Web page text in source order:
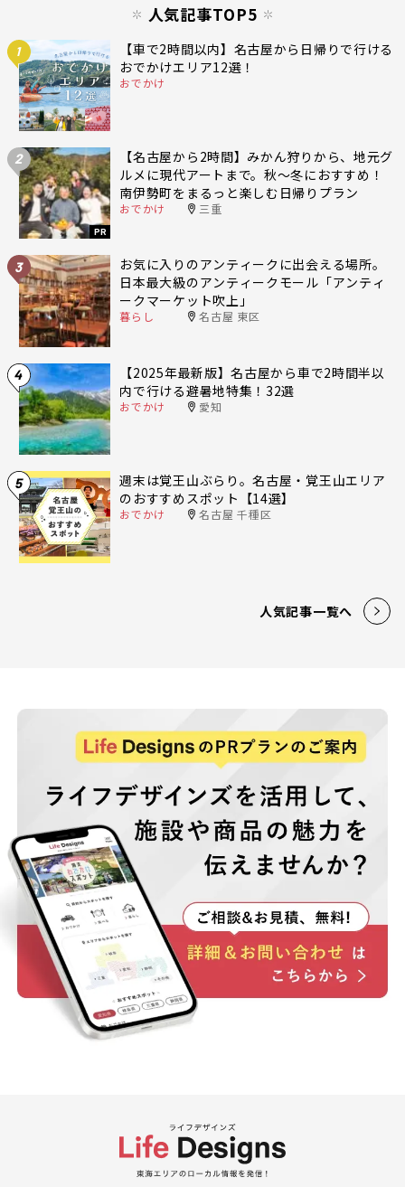
人気記事TOP5
1
【車で2時間以内】名古屋から日帰りで行ける
おでかけエリア12選！
おでかけ
2
PR
【名古屋から2時間】みかん狩りから、地元グ
ルメに現代アートまで。秋〜冬におすすめ！
南伊勢町をまるっと楽しむ日帰りプラン
おでかけ 三重
3
お気に入りのアンティークに出会える場所。
日本最大級のアンティークモール「アンティ
ークマーケット吹上」
暮らし 名古屋 東区
4
【2025年最新版】名古屋から車で2時間半以
内で行ける避暑地特集！32選
おでかけ 愛知
5
週末は覚王山ぶらり。名古屋・覚王山エリア
のおすすめスポット【14選】
おでかけ 名古屋 千種区
人気記事一覧へ